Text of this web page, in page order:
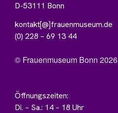
D-53111 Bonn
kontakt[@]frauenmuseum.de
(0) 228 – 69 13 44
© Frauenmuseum Bonn 2026
Öffnungszeiten:
Di. – Sa.: 14 – 18 Uhr